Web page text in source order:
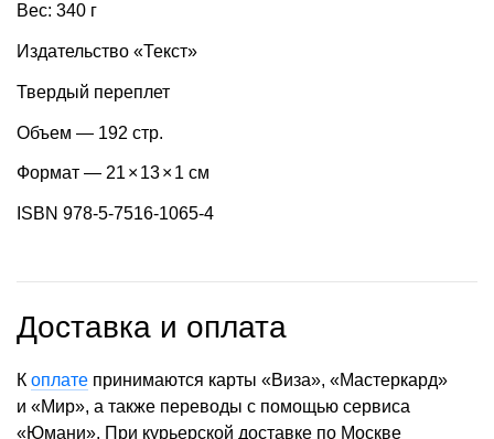
Вес: 340 г
Издательство «Текст»
Твердый переплет
Объем — 192 стр.
Формат — 21 × 13× 1 см
ISBN 978-5-7516-1065-4
Доставка и оплата
К оплате принимаются карты «Виза», «Мастеркард»
и «Мир», а также переводы с помощью сервиса
«Юмани». При курьерской доставке по Москве